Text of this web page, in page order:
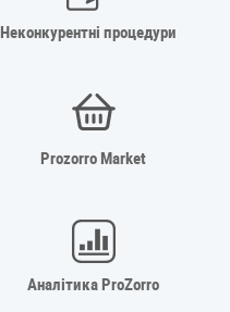
Неконкурентні процедури
Prozorro Market
Аналітика ProZorro